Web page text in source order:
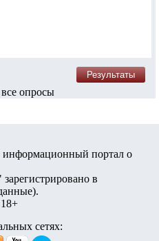
опросы
информационный портал о
в
).
сетях: